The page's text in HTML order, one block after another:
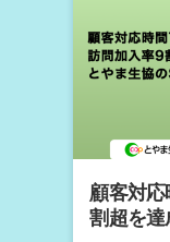
顧客対
割超を達